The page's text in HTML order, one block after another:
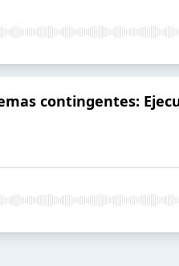
contingentes: